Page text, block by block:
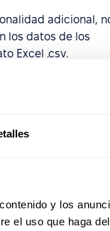
y los
el uso que haga
adicional,
los datos de los
Excel .csv.